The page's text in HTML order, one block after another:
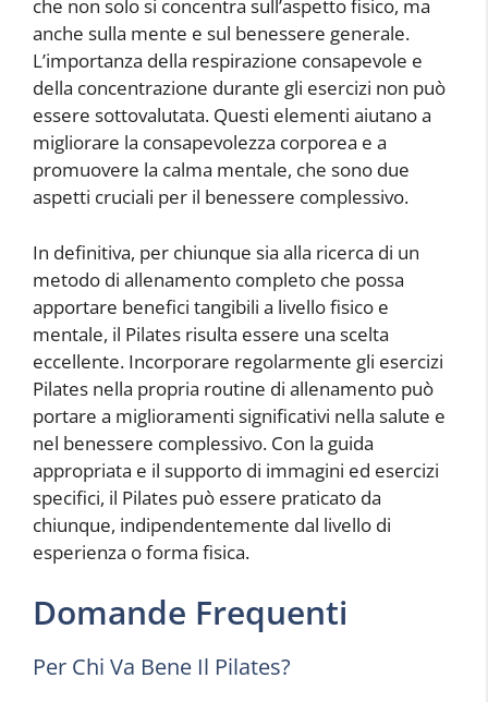
che non solo si concentra sull’aspetto fisico, ma
anche sulla mente e sul benessere generale.
L’importanza della respirazione consapevole e
della concentrazione durante gli esercizi non può
essere sottovalutata. Questi elementi aiutano a
migliorare la consapevolezza corporea e a
promuovere la calma mentale, che sono due
aspetti cruciali per il benessere complessivo.
In definitiva, per chiunque sia alla ricerca di un
metodo di allenamento completo che possa
apportare benefici tangibili a livello fisico e
mentale, il Pilates risulta essere una scelta
eccellente. Incorporare regolarmente gli esercizi
Pilates nella propria routine di allenamento può
portare a miglioramenti significativi nella salute e
nel benessere complessivo. Con la guida
appropriata e il supporto di immagini ed esercizi
specifici, il Pilates può essere praticato da
chiunque, indipendentemente dal livello di
esperienza o forma fisica.
Domande Frequenti
Per Chi Va Bene Il Pilates?